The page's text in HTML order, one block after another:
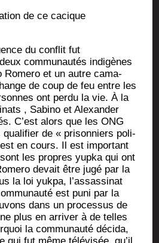
de ce cacique
du conflit fut
com­mu­nau­tés indi­gènes
Rome­ro et un autre cama­
de coup de feu entre les
ont per­du la vie. À la
, Sabi­no et Alexan­der
C’est alors que les ONG
qua­li­fier de « pri­son­niers poli­
en cours. Il est impor­tant
les propres yup­ka qui ont
devait être jugé par la
la loi yuk­pa, l’assassinat
est puni par la
dans un pro­ces­sus de
plus en arri­ver à de telles
la com­mu­nau­té déci­da,
qui fut même télé­vi­sée, qu’il